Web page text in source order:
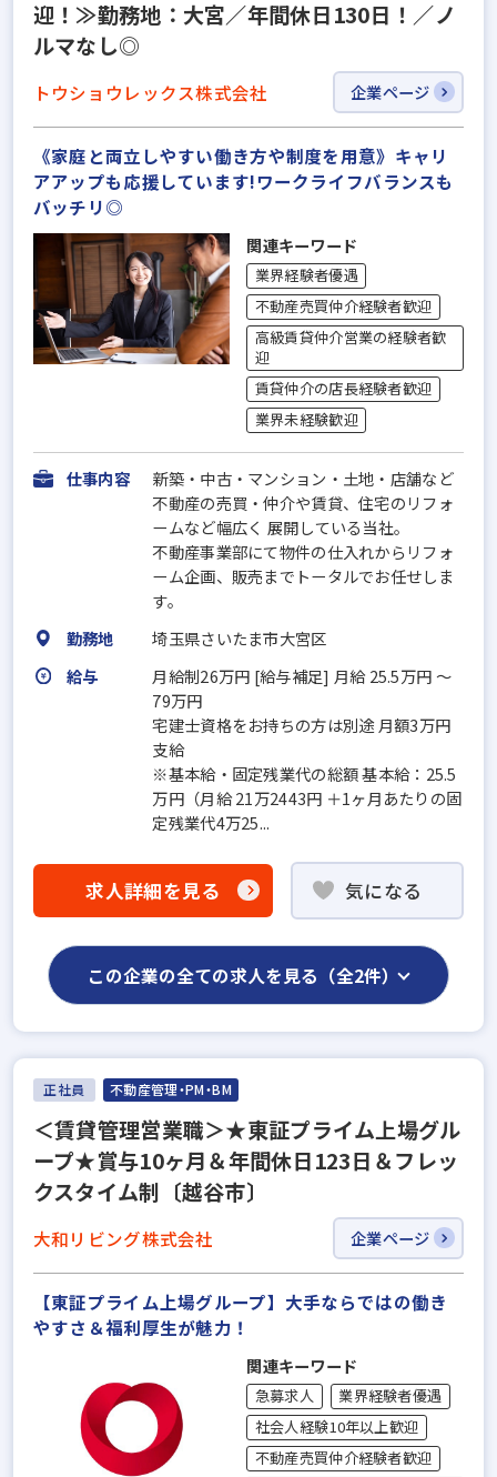
迎！≫勤務地：大宮／年間休日130日！／ノ
ルマなし◎
トウショウレックス株式会社 企業ページ
《家庭と両立しやすい働き方や制度を用意》キャリ
アアップも応援しています!ワークライフバランスも
バッチリ◎
関連キーワード
業界経験者優遇
不動産売買仲介経験者歓迎
高級賃貸仲介営業の経験者歓
迎
賃貸仲介の店長経験者歓迎
業界未経験歓迎
仕事内容
新築‧中古‧マンション‧⼟地‧店舗など
不動産の売買‧仲介や賃貸、住宅のリフォ
ームなど幅広く 展開している当社。
不動産事業部にて物件の仕⼊れからリフォ
ーム企画、販売までトータルでお任せしま
す。
勤務地
埼玉県さいたま市大宮区
給与
月給制26万円 [給与補足] ⽉給 25.5万円 ～
79万円
宅建⼠資格をお持ちの⽅は別途 ⽉額3万円
⽀給
※基本給‧固定残業代の総額 基本給：25.5
万円（⽉給 21万2443円 ＋1ヶ⽉あたりの固
定残業代4万25...
求人詳細を見る 気になる
この企業の全ての求人を見る（全2件）
正社員 不動産管理・PM・BM
＜賃貸管理営業職＞★東証プライム上場グル
ープ★賞与10ヶ月＆年間休日123日＆フレッ
クスタイム制〔越谷市〕
大和リビング株式会社 企業ページ
【東証プライム上場グループ】大手ならではの働き
やすさ＆福利厚⽣が魅力！
関連キーワード
急募求人
業界経験者優遇
社会人経験10年以上歓迎
不動産売買仲介経験者歓迎